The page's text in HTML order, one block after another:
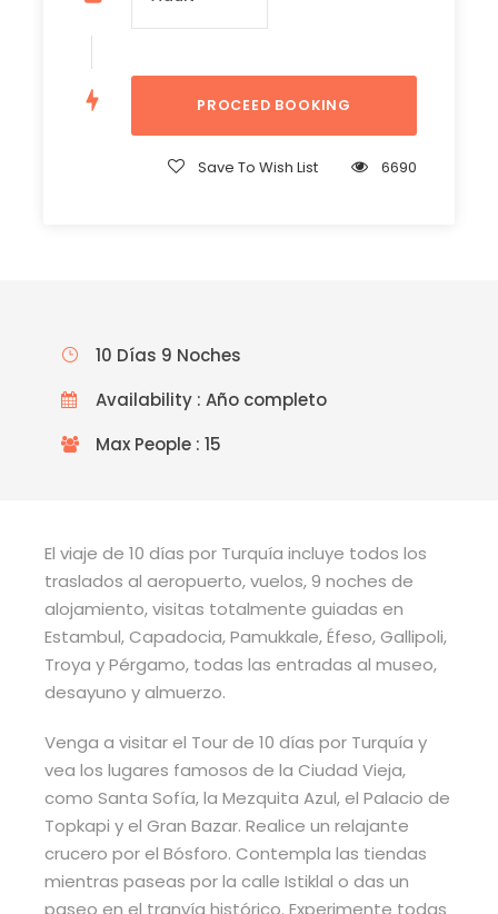
Save To Wish List 6690
10 Días 9 Noches
Availability : Año completo
Max People : 15
El viaje de 10 días por Turquía incluye todos los
traslados al aeropuerto, vuelos, 9 noches de
alojamiento, visitas totalmente guiadas en
Estambul, Capadocia, Pamukkale, Éfeso, Gallipoli,
Troya y Pérgamo, todas las entradas al museo,
desayuno y almuerzo.
Venga a visitar el Tour de 10 días por Turquía y
vea los lugares famosos de la Ciudad Vieja,
como Santa Sofía, la Mezquita Azul, el Palacio de
Topkapi y el Gran Bazar. Realice un relajante
crucero por el Bósforo. Contempla las tiendas
mientras paseas por la calle Istiklal o das un
paseo en el tranvía histórico. Experimente todas